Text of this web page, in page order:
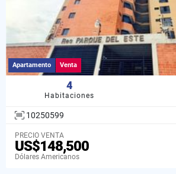
Apartamento Venta
4
Habitaciones
10250599
PRECIO VENTA
US$148,500
Dólares Americanos